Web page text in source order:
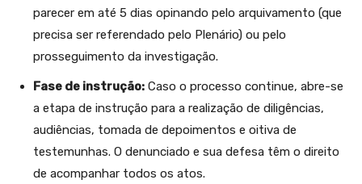
parecer em até 5 dias opinando pelo arquivamento (que
precisa ser referendado pelo Plenário) ou pelo
prosseguimento da investigação.
Fase de instrução: Caso o processo continue, abre-se
a etapa de instrução para a realização de diligências,
audiências, tomada de depoimentos e oitiva de
testemunhas. O denunciado e sua defesa têm o direito
de acompanhar todos os atos.